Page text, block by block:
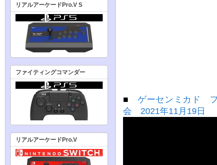
■ゲーセンミカド
会 2021年11月19日
リアルアーケードPro.V S
ファイティングコマンダー
リアルアーケードPro.V